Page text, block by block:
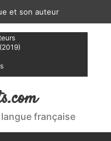
et son auteur
française